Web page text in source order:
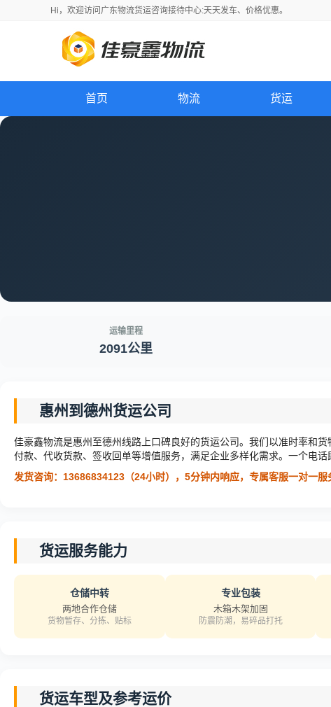
Hi， 欢迎访问 广东物流货运咨询接待中心:天天发车、价格优惠。
首页 物流 货运
运输里程
2091公里
惠州到德州货运公司
佳豪鑫物流是惠州至德州线路上口碑良好的货运公司。我们以准时率和
付款、代收货款、签收回单等增值服务，满足企业多样化需求。一个电话
发货咨询：13686834123（24小时），5分钟内响应，专属客服一对一服
货运服务能力
仓储中转
两地合作仓储
货物暂存、分拣、贴标
专业包装
木箱木架加固
防震防潮，易碎品打托
货运车型及参考运价